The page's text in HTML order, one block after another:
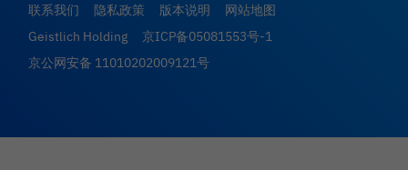
联系我们
隐私政策 版本说明
网站地图
Geistlich Holding
京ICP备05081553号-1
京公网安备 11010202009121号